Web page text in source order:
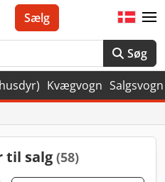
Søg
Sælg
Kvægvogn Salgsvogn
til salg (58)